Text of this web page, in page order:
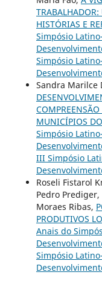
TRABALHADOR:
HISTÓRIAS E
Simpósio
Simpósio
Sandra Marilce
MUNICÍPIOS
Simpósio
III Simpósio
Roseli Fistarol
Pedro
Moraes Ribas,
PRODUTIVOS
Anais do
Simpósio